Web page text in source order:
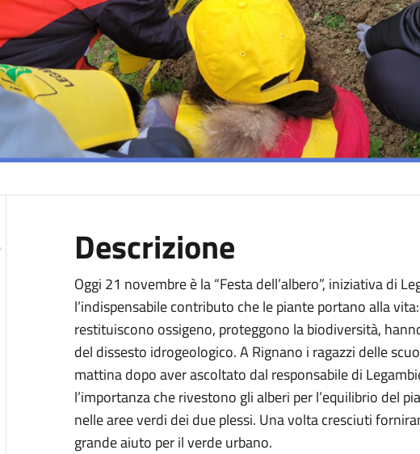
Descrizione
Oggi 21 novembre è la “Festa dell’albero”, iniziativa di
l’indispensabile contributo che le piante portano alla
restituiscono ossigeno, proteggono la biodiversità,
del dissesto idrogeologico. A Rignano i ragazzi delle
mattina dopo aver ascoltato dal responsabile di
l’importanza che rivestono gli alberi per l’equilibrio del
nelle aree verdi dei due plessi. Una volta cresciuti
grande aiuto per il verde urbano.